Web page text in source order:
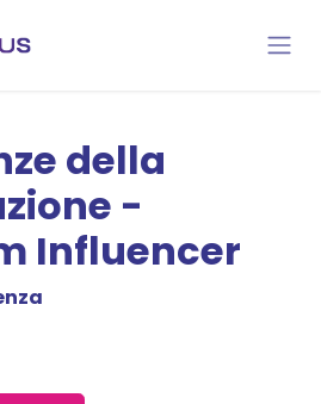
della
-
Influencer